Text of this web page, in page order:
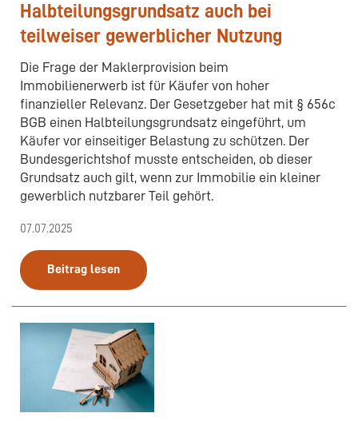
Halbteilungsgrundsatz auch bei
teilweiser gewerblicher Nutzung
Die Frage der Maklerprovision beim
Immobilienerwerb ist für Käufer von hoher
finanzieller Relevanz. Der Gesetzgeber hat mit § 656c
BGB einen Halbteilungsgrundsatz eingeführt, um
Käufer vor einseitiger Belastung zu schützen. Der
Bundesgerichtshof musste entscheiden, ob dieser
Grundsatz auch gilt, wenn zur Immobilie ein kleiner
gewerblich nutzbarer Teil gehört.
07.07.2025
Beitrag lesen